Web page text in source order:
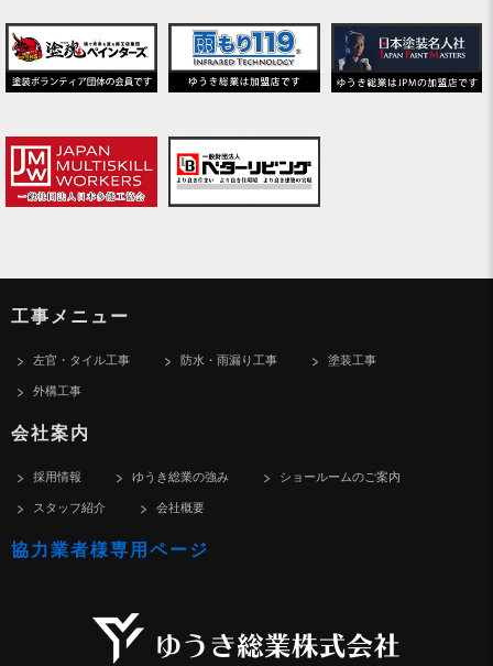
工事メニュー
左官・タイル工事 防水・雨漏り工事 塗装工事
外構工事
会社案内
採用情報 ゆうき総業の強み ショールームのご案内
スタッフ紹介 会社概要
協力業者様専用ページ